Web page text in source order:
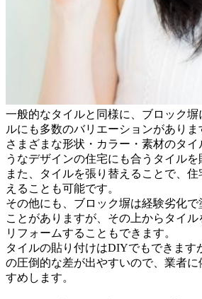
一般的なタイルと同様に、ブロック塀
ルにも多数のバリエーションがありま
さまざまな形状・カラー・素材のタ
うなデザインの住宅にも合うタイルを
また、タイルを張り替えることで、
えることも可能です。
その他にも、ブロック塀は経験劣化で
ことがありますが、その上からタイ
リフォームすることもできます。
タイルの貼り付けはDIYでもできます
の圧倒的な差が出やすいので、業者
すめします。